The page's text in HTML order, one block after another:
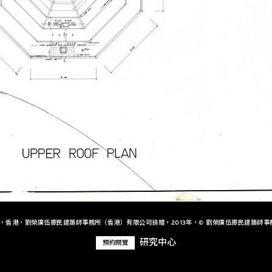
香港，劉榮廣伍振民建築師事務所（香港）有限公司捐贈，2013年，© 劉榮廣伍振民建築師事
預約閱覽 研究中心